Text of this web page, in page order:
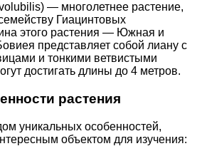
— многолетнее растение,
Гиацинтовых
этого растения — Южная и
представляет собой лиану с
и тонкими ветвистыми
достигать длины до 4 метров.
растения
уникальных особенностей,
объектом для изучения: